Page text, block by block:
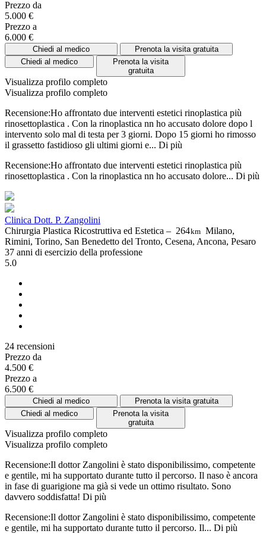
Prezzo da
5.000 €
Prezzo a
6.000 €
Chiedi al medico
Prenota la visita gratuita
Chiedi al medico
Prenota la visita
gratuita
Visualizza profilo completo
Visualizza profilo completo
Recensione:Ho affrontato due interventi estetici rinoplastica più
rinosettoplastica . Con la rinoplastica nn ho accusato dolore dopo l
intervento solo mal di testa per 3 giorni. Dopo 15 giorni ho rimosso
il grassetto fastidioso gli ultimi giorni e... Di più
Recensione:Ho affrontato due interventi estetici rinoplastica più
rinosettoplastica . Con la rinoplastica nn ho accusato dolore... Di più
Clinica Dott. P. Zangolini
Chirurgia Plastica Ricostruttiva ed Estetica – 264km Milano,
Rimini, Torino, San Benedetto del Tronto, Cesena, Ancona, Pesaro
37 anni di esercizio della professione
5.0
24 recensioni
Prezzo da
4.500 €
Prezzo a
6.500 €
Chiedi al medico
Prenota la visita gratuita
Chiedi al medico
Prenota la visita
gratuita
Visualizza profilo completo
Visualizza profilo completo
Recensione:Il dottor Zangolini è stato disponibilissimo, competente
e gentile, mi ha supportato durante tutto il percorso. Il naso è ancora
in fase di guarigione ma già si vede un ottimo risultato. Sono
davvero soddisfatta! Di più
Recensione:Il dottor Zangolini è stato disponibilissimo, competente
e gentile, mi ha supportato durante tutto il percorso. Il... Di più